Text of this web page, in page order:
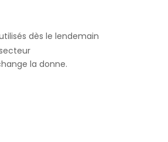
dès le lendemain
la donne.